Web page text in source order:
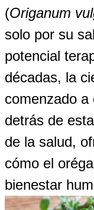
(Origanum
solo por su
potencial
décadas, la
comenzado a
detrás de
de la salud,
cómo el
bienestar